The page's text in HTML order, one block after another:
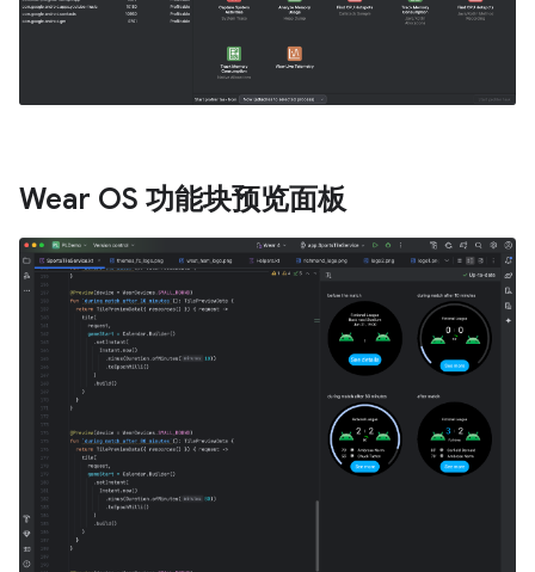
Wear OS 功能块预览面板